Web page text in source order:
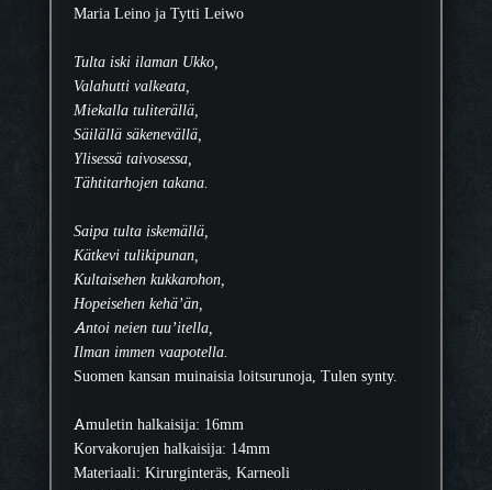
Maria Leino ja Tytti Leiwo
Tulta iski ilaman Ukko,
Valahutti valkeata,
Miekalla tuliterällä,
Säilällä säkenevällä,
Ylisessä taivosessa,
Tähtitarhojen takana.
Saipa tulta iskemällä,
Kätkevi tulikipunan,
Kultaisehen kukkarohon,
Hopeisehen kehä’än,
Antoi neien tuu’itella,
Ilman immen vaapotella.
Suomen kansan muinaisia loitsurunoja, Tulen synty.
Amuletin halkaisija: 16mm
Korvakorujen halkaisija: 14mm
Materiaali: Kirurginteräs, Karneoli